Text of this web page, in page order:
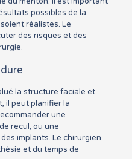
possibles de la
réalistes. Le
des risques et des
la structure faciale et
il peut planifier la
une
recul, ou une
implants. Le chirurgien
et du temps de